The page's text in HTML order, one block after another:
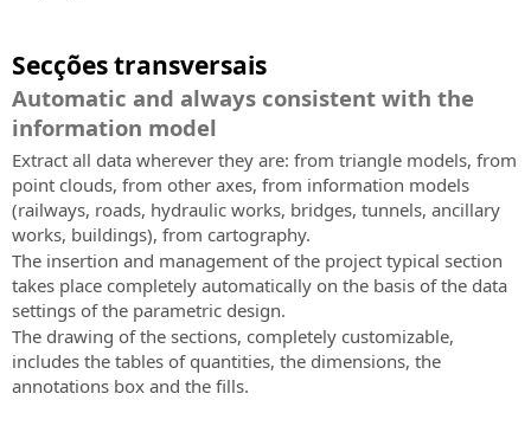
Secções transversais
Automatic and always consistent with the
information model
Extract all data wherever they are: from triangle models, from
point clouds, from other axes, from information models
(railways, roads, hydraulic works, bridges, tunnels, ancillary
works, buildings), from cartography.
The insertion and management of the project typical section
takes place completely automatically on the basis of the data
settings of the parametric design.
The drawing of the sections, completely customizable,
includes the tables of quantities, the dimensions, the
annotations box and the fills.